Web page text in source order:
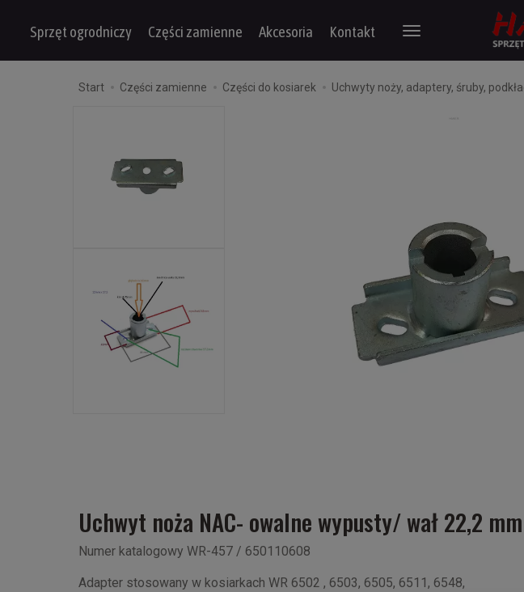
Sprzęt ogrodniczy Części zamienne Akcesoria Kontakt
Start Części zamienne Części do kosiarek Uchwyty noży, adaptery, śruby,
Uchwyt noża NAC- owalne wypusty/ wał 22,2 mm
Numer katalogowy WR-457 / 650110608
Adapter stosowany w kosiarkach WR 6502 , 6503, 6505, 6511, 6548,